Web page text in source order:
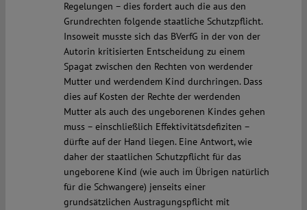
Regelungen – dies fordert auch die aus den
Grundrechten folgende staatliche Schutzpflicht.
Insoweit musste sich das BVerfG in der von der
Autorin kritisierten Entscheidung zu einem
Spagat zwischen den Rechten von werdender
Mutter und werdendem Kind durchringen. Dass
dies auf Kosten der Rechte der werdenden
Mutter als auch des ungeborenen Kindes gehen
muss – einschließlich Effektivitätsdefiziten –
dürfte auf der Hand liegen. Eine Antwort, wie
daher der staatlichen Schutzpflicht für das
ungeborene Kind (wie auch im Übrigen natürlich
für die Schwangere) jenseits einer
grundsätzlichen Austragungspflicht mit